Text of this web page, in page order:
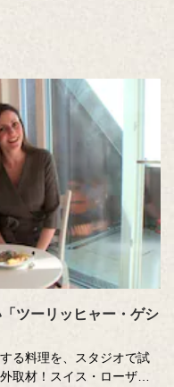
ツーリッヒャー・ゲシ
る料理を、スタジオで試
取材！スイス・ローザン